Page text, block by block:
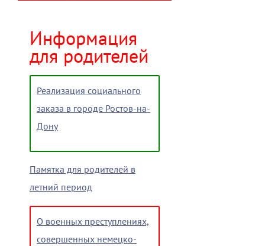
Информация
для родителей
Реализация социального
заказа в городе Ростов-на-
Дону
Памятка для родителей в
летний период
О военных преступлениях,
совершенных немецко-